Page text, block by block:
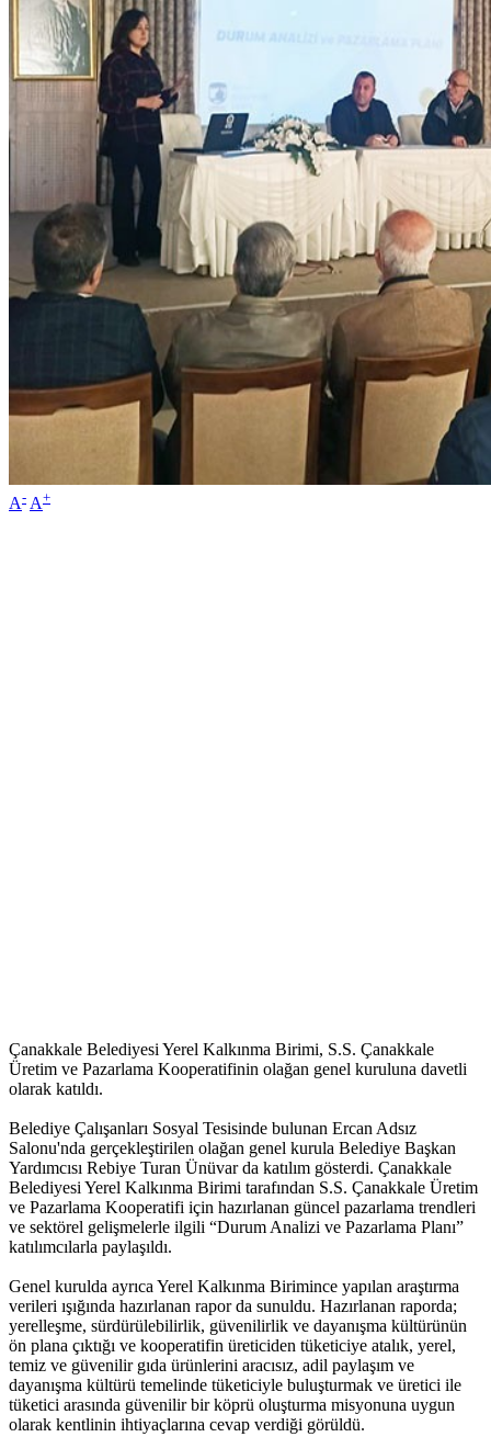
A- A+
Çanakkale Belediyesi Yerel Kalkınma Birimi, S.S. Çanakkale
Üretim ve Pazarlama Kooperatifinin olağan genel kuruluna davetli
olarak katıldı.
Belediye Çalışanları Sosyal Tesisinde bulunan Ercan Adsız
Salonu'nda gerçekleştirilen olağan genel kurula Belediye Başkan
Yardımcısı Rebiye Turan Ünüvar da katılım gösterdi. Çanakkale
Belediyesi Yerel Kalkınma Birimi tarafından S.S. Çanakkale Üretim
ve Pazarlama Kooperatifi için hazırlanan güncel pazarlama trendleri
ve sektörel gelişmelerle ilgili “Durum Analizi ve Pazarlama Planı”
katılımcılarla paylaşıldı.
Genel kurulda ayrıca Yerel Kalkınma Birimince yapılan araştırma
verileri ışığında hazırlanan rapor da sunuldu. Hazırlanan raporda;
yerelleşme, sürdürülebilirlik, güvenilirlik ve dayanışma kültürünün
ön plana çıktığı ve kooperatifin üreticiden tüketiciye atalık, yerel,
temiz ve güvenilir gıda ürünlerini aracısız, adil paylaşım ve
dayanışma kültürü temelinde tüketiciyle buluşturmak ve üretici ile
tüketici arasında güvenilir bir köprü oluşturma misyonuna uygun
olarak kentlinin ihtiyaçlarına cevap verdiği görüldü.